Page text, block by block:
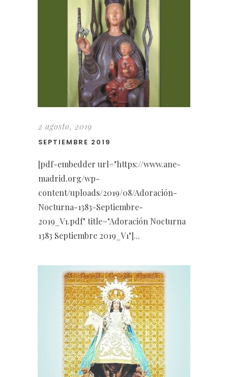
2 agosto, 2019
SEPTIEMBRE 2019
[pdf-embedder url="https://www.ane-
madrid.org/wp-
content/uploads/2019/08/Adoración-
Nocturna-1383-Septiembre-
2019_V1.pdf" title="Adoración Nocturna
1383 Septiembre 2019_V1"]...